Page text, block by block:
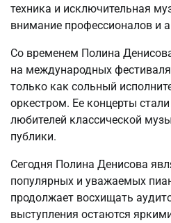
техника и исключительная
внимание профессионалов и
Со временем Полина
на международных
только как сольный
оркестром. Ее концерты
любителей классической
публики.
Сегодня Полина Денисова
популярных и уважаемых
продолжает восхищать
выступления остаются